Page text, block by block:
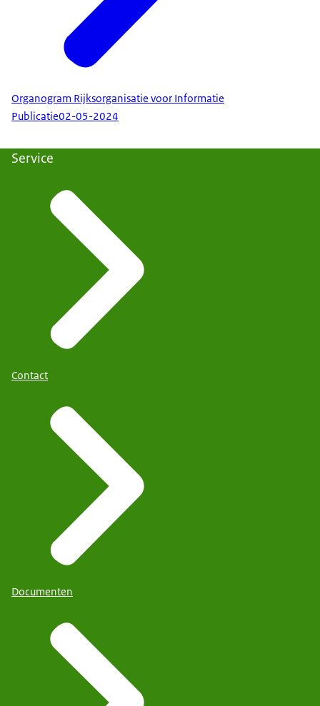
Organogram Rijksorganisatie voor Informatie
Publicatie02-05-2024
Service
Contact
Documenten